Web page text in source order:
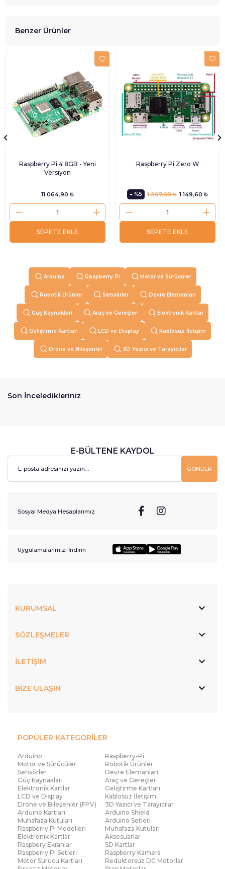
Benzer Ürünler
Raspberry Pi 4 8GB - Yeni
Versiyon
11.064,90 ₺
SEPETE EKLE
Raspberry Pi Zero W
%5 1.149,60 ₺
1.207,08 ₺
SEPETE EKLE
Arduino Raspberry Pi Motor ve Sürücüler
Robotik Ürünler Sensörler Devre Elemanları
Güç Kaynakları Araç ve Gereçler Elektronik Kartlar
Geliştirme Kartları LCD ve Display Kablosuz İletişim
Drone ve Bileşenler 3D Yazıcı ve Tarayıcılar
Son İnceledikleriniz
E-BÜLTENE KAYDOL
GÖNDER
Sosyal Medya Hesaplarımız
Uygulamalarımızı İndirin
KURUMSAL
SÖZLEŞMELER
İLETİŞİM
BİZE ULAŞIN
POPÜLER KATEGORİLER
Arduino
Raspberry-Pi
Motor ve Sürücüler
Robotik Ürünler
Sensörler
Devre Elemanları
Güç Kaynakları
Araç ve Gereçler
Elektronik Kartlar
Geliştirme Kartları
LCD ve Display
Kablosuz İletişim
Drone ve Bileşenler (FPV)
3D Yazıcı ve Tarayıcılar
Arduino Kartları
Arduino Shield
Muhafaza Kutuları
Arduino Setleri
Raspberry Pi Modelleri
Muhafaza Kutuları
Elektronik Kartlar
Aksesuarlar
Raspbery Ekranlar
SD Kartlar
Raspberry Pi Setleri
Raspberry Kamera
Motor Sürücü Kartları
Redüktörsüz DC Motorlar